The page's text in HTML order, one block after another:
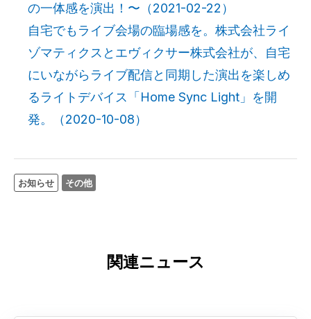
の一体感を演出！〜（2021-02-22）
自宅でもライブ会場の臨場感を。株式会社ライ
ゾマティクスとエヴィクサー株式会社が、自宅
にいながらライブ配信と同期した演出を楽しめ
るライトデバイス「Home Sync Light」を開
発。（2020-10-08）
お知らせ その他
関連ニュース